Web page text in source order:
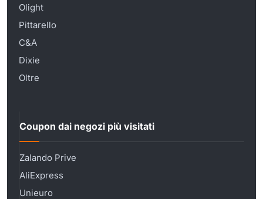
Olight
Pittarello
C&A
Dixie
Oltre
Coupon dai negozi più visitati
Zalando Prive
AliExpress
Unieuro